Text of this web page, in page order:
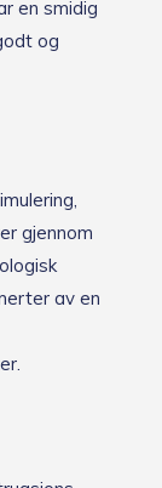
en smidig
og
gjennom
av en